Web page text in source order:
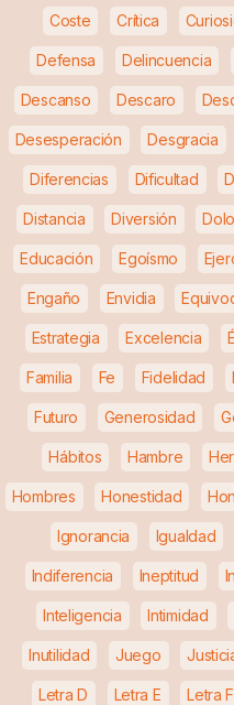
Coste Crítica
Defensa Delincuencia
Descanso Descaro
Desesperación Desgracia
Diferencias Dificultad
Distancia Diversión
Educación Egoísmo
Engaño Envidia
Estrategia Excelencia
Familia Fe Fidelidad
Futuro Generosidad
Hábitos Hambre
Hombres Honestidad
Ignorancia Igualdad
Indiferencia Ineptitud
Inteligencia Intimidad
Inutilidad Juego
Letra D Letra E Letra F